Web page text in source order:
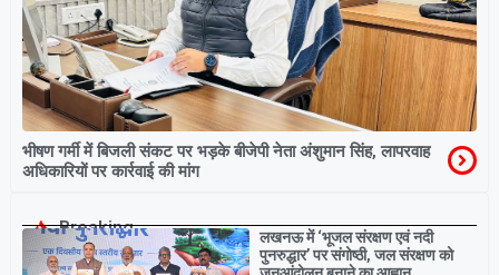
भीषण गर्मी में बिजली संकट पर भड़के बीजेपी नेता अंशुमान सिंह, लापरवाह
अधिकारियों पर कार्रवाई की मांग
Breaking
लखनऊ में ‘भूजल संरक्षण एवं नदी
पुनरुद्धार’ पर संगोष्ठी, जल संरक्षण को